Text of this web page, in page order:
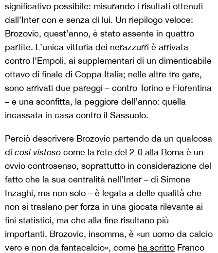
significativo possibile: misurando i risultati ottenuti
dall’Inter con e senza di lui. Un riepilogo veloce:
Brozovic, quest’anno, è stato assente in quattro
partite. L’unica vittoria dei nerazzurri è arrivata
contro l’Empoli, ai supplementari di un dimenticabile
ottavo di finale di Coppa Italia; nelle altre tre gare,
sono arrivati due pareggi – contro Torino e Fiorentina
– e una sconfitta, la peggiore dell’anno: quella
incassata in casa contro il Sassuolo.
Perciò descrivere Brozovic partendo da un qualcosa
di così vistoso come la rete del 2-0 alla Roma è un
ovvio controsenso, soprattutto in considerazione del
fatto che la sua centralità nell’Inter – di Simone
Inzaghi, ma non solo – è legata a delle qualità che
non si traslano per forza in una giocata rilevante ai
fini statistici, ma che alla fine risultano più
importanti. Brozovic, insomma, è «un uomo da calcio
vero e non da fantacalcio», come ha scritto Franco